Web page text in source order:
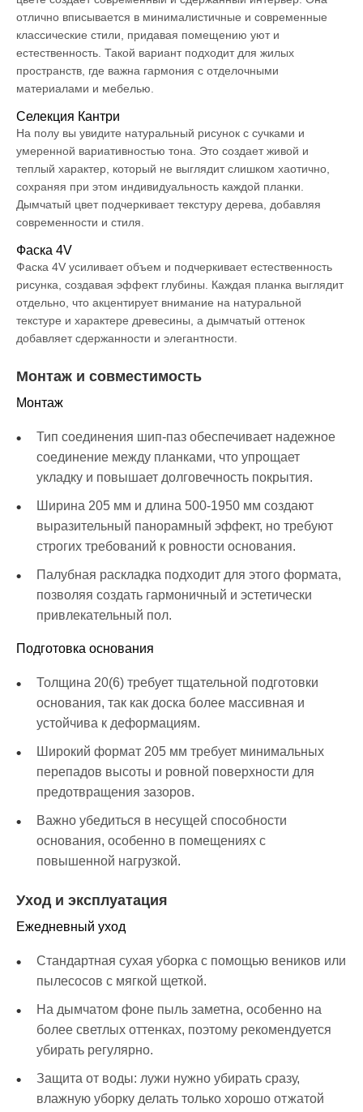
отлично вписывается в минималистичные и современные
классические стили, придавая помещению уют и
естественность. Такой вариант подходит для жилых
пространств, где важна гармония с отделочными
материалами и мебелью.
Селекция Кантри
На полу вы увидите натуральный рисунок с сучками и
умеренной вариативностью тона. Это создает живой и
теплый характер, который не выглядит слишком хаотично,
сохраняя при этом индивидуальность каждой планки.
Дымчатый цвет подчеркивает текстуру дерева, добавляя
современности и стиля.
Фаска 4V
Фаска 4V усиливает объем и подчеркивает естественность
рисунка, создавая эффект глубины. Каждая планка выглядит
отдельно, что акцентирует внимание на натуральной
текстуре и характере древесины, а дымчатый оттенок
добавляет сдержанности и элегантности.
Монтаж и совместимость
Монтаж
Тип соединения шип-паз обеспечивает надежное
соединение между планками, что упрощает
укладку и повышает долговечность покрытия.
Ширина 205 мм и длина 500-1950 мм создают
выразительный панорамный эффект, но требуют
строгих требований к ровности основания.
Палубная раскладка подходит для этого формата,
позволяя создать гармоничный и эстетически
привлекательный пол.
Подготовка основания
Толщина 20(6) требует тщательной подготовки
основания, так как доска более массивная и
устойчива к деформациям.
Широкий формат 205 мм требует минимальных
перепадов высоты и ровной поверхности для
предотвращения зазоров.
Важно убедиться в несущей способности
основания, особенно в помещениях с
повышенной нагрузкой.
Уход и эксплуатация
Ежедневный уход
Стандартная сухая уборка с помощью веников или
пылесосов с мягкой щеткой.
На дымчатом фоне пыль заметна, особенно на
более светлых оттенках, поэтому рекомендуется
убирать регулярно.
Защита от воды: лужи нужно убирать сразу,
влажную уборку делать только хорошо отжатой